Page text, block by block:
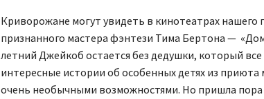
Криворожане могут увидеть в кинотеатрах
признанного мастера фэнтези Тима Бертона —
летний Джейкоб остается без дедушки, который
интересные истории об особенных детях из приюта
очень необычными возможностями. Но пришла